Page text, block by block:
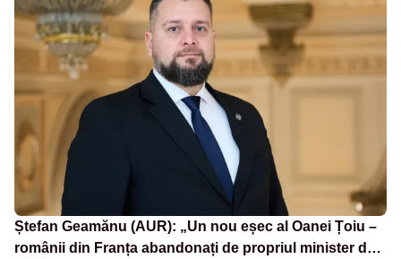
Ștefan Geamănu (AUR): „Un nou eșec al Oanei Țoiu –
românii din Franța abandonați de propriul minister de